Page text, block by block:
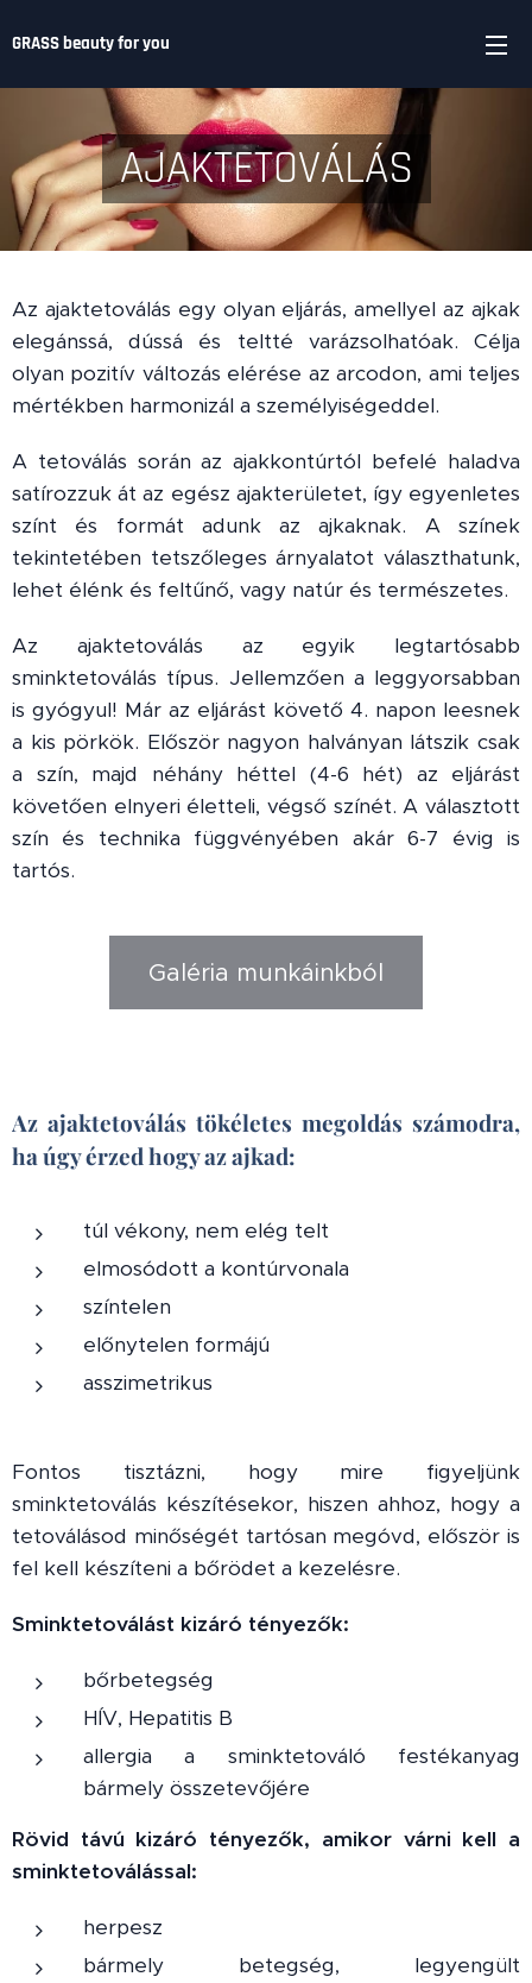
GRASS beauty for you
AJAKTETOVÁLÁS
Az ajaktetoválás egy olyan eljárás, amellyel az ajkak
elegánssá, dússá és teltté varázsolhatóak. Célja
olyan pozitív változás elérése az arcodon, ami teljes
mértékben harmonizál a személyiségeddel.
A tetoválás során az ajakkontúrtól befelé haladva
satírozzuk át az egész ajakterületet, így egyenletes
színt és formát adunk az ajkaknak. A színek
tekintetében tetszőleges árnyalatot választhatunk,
lehet élénk és feltűnő, vagy natúr és természetes.
Az ajaktetoválás az egyik legtartósabb
sminktetoválás típus. Jellemzően a leggyorsabban
is gyógyul! Már az eljárást követő 4. napon leesnek
a kis pörkök. Először nagyon halványan látszik csak
a szín, majd néhány héttel (4-6 hét) az eljárást
követően elnyeri életteli, végső színét. A választott
szín és technika függvényében akár 6-7 évig is
tartós.
Galéria munkáinkból
Az ajaktetoválás tökéletes megoldás számodra,
ha úgy érzed hogy az ajkad:
túl vékony, nem elég telt
elmosódott a kontúrvonala
színtelen
előnytelen formájú
asszimetrikus
Fontos tisztázni, hogy mire figyeljünk
sminktetoválás készítésekor, hiszen ahhoz, hogy a
tetoválásod minőségét tartósan megóvd, először is
fel kell készíteni a bőrödet a kezelésre.
Sminktetoválást kizáró tényezők:
bőrbetegség
HÍV, Hepatitis B
allergia a sminktetováló festékanyag
bármely összetevőjére
Rövid távú kizáró tényezők, amikor várni kell a
sminktetoválással:
herpesz
bármely betegség, legyengült